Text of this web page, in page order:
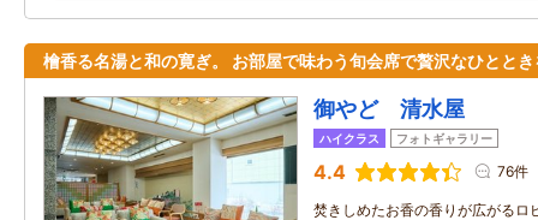
檜香る名湯と和の寛ぎ。 お部屋で味わう旬会席で贅沢なひととき
御やど 清水屋
ハイクラス フォトギャラリー
4.4 76件
焚きしめたお香の香りが広がるロ